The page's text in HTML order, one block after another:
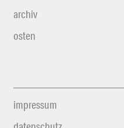
archiv
osten
impressum